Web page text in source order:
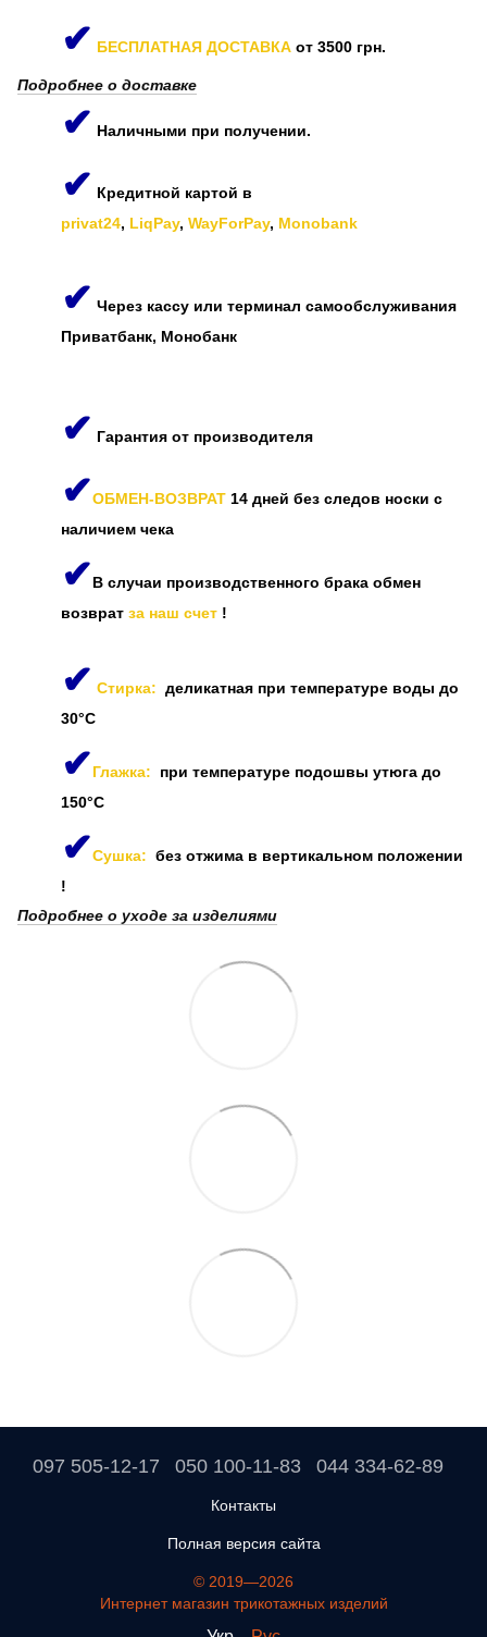
✔ БЕСПЛАТНАЯ ДОСТАВКА от 3500 грн.
Подробнее о доставке
✔ Наличными при получении.
✔ Кредитной картой в
privat24, LiqPay, WayForPay, Monobank
✔ Через кассу или терминал самообслуживания
Приватбанк, Монобанк
✔ Гарантия от производителя
✔ОБМЕН-ВОЗВРАТ 14 дней без следов носки с
наличием чека
✔В случаи производственного брака обмен
возврат за наш счет !
✔ Стирка: деликатная при температуре воды до
30°C
✔Глажка: при температуре подошвы утюга до
150°C
✔Сушка: без отжима в вертикальном положении
!
Подробнее о уходе за изделиями
097 505-12-17 050 100-11-83 044 334-62-89
Контакты
Полная версия сайта
© 2019—2026
Интернет магазин трикотажных изделий